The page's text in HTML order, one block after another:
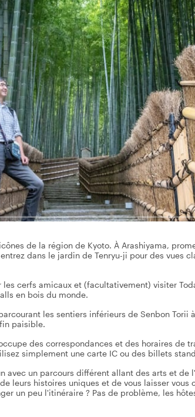
de la région de Kyoto. À Arashiyama,
dans le jardin de Tenryu-ji pour des vues
cerfs amicaux et (facultativement) visiter
en bois du monde.
les sentiers inférieurs de Senbon
paisible.
des correspondances et des horaires de
simplement une carte IC ou des billets
avec un parcours différent allant des arts et de
leurs histoires uniques et de vous laisser vous
un peu l'itinéraire ? Pas de problème, les